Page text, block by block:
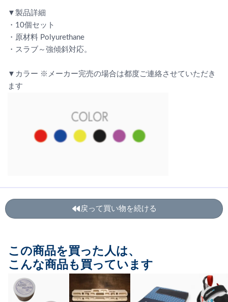
▼製品詳細
・10個セット
・原材料 Polyurethane
・スラブ～強傾斜対応。
▼カラー ※メーカー完売の場合は都度ご連絡させていただき
ます
戻って買い物を続ける
この商品を買った人は、
こんな商品も買っています